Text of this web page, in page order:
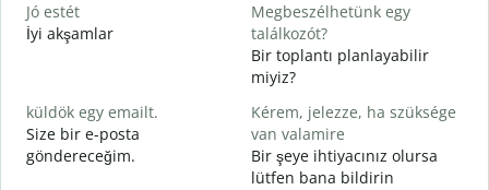
Jó estét
İyi akşamlar
Megbeszélhetünk egy
találkozót?
Bir toplantı planlayabilir
miyiz?
küldök egy emailt.
Size bir e-posta
göndereceğim.
Kérem, jelezze, ha szüksége
van valamire
Bir şeye ihtiyacınız olursa
lütfen bana bildirin